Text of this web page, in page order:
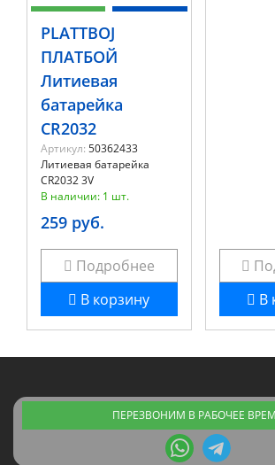
PLATTBOJ
ПЛАТБОЙ
Литиевая
батарейка
CR2032
Артикул: 50362433
Литиевая батарейка
CR2032 3V
В наличии: 1 шт.
259 руб.
Подробнее
В корзину
В
ПЕРЕЗВОНИМ В РАБОЧЕЕ